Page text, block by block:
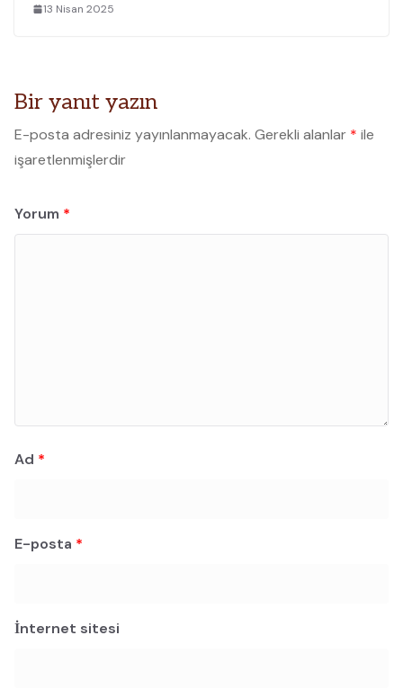
13 Nisan 2025
Bir yanıt yazın
E-posta adresiniz yayınlanmayacak. Gerekli alanlar * ile
işaretlenmişlerdir
Yorum *
Ad *
E-posta *
İnternet sitesi